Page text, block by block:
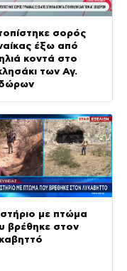
σορός
έξω από
κοντά στο
των Αγ.
με πτώμα
βρέθηκε στον